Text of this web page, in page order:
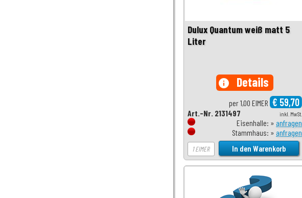
Dulux Quantum weiß matt 5
Liter
info Details
per 1,00 EIMER € 59,70
inkl. MwSt.
Art.-Nr. 2131497
Eisenhalle: » anfragen
Stammhaus: » anfragen